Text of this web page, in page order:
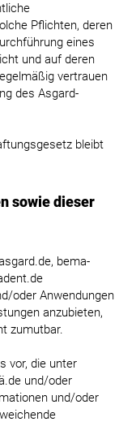
Pflichten, deren
eines
und auf deren
vertrauen
des Asgard-
bleibt
sowie dieser
bema-
oder Anwendungen
anzubieten,
zumutbar.
vor, die unter
und/oder
und/oder